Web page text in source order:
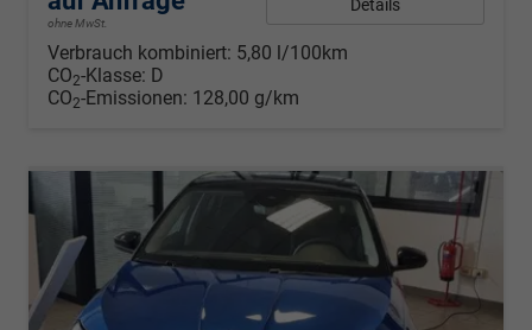
ohne MwSt.
Details
Verbrauch kombiniert: 5,80 l/100km
CO2-Klasse: D
CO2-Emissionen: 128,00 g/km